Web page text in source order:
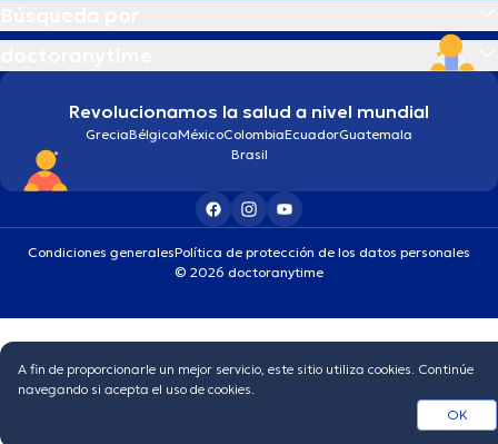
Revolucionamos la salud a nivel mundial
GreciaBélgicaMéxicoColombiaEcuadorGuatemala
Brasil
Condiciones generalesPolítica de protección de los datos personales
© 2026 doctoranytime
A fin de proporcionarle un mejor servicio, este sitio utiliza cookies. Continúe
navegando si acepta el uso de cookies.
OK